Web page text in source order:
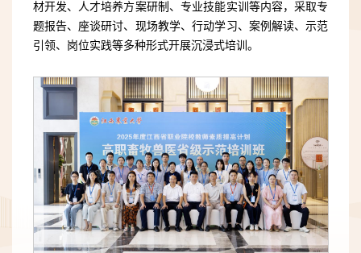
材开发、人才培养方案研制、专业技能实训等内容，采取专
题报告、座谈研讨、现场教学、行动学习、案例解读、示范
引领、岗位实践等多种形式开展沉浸式培训。